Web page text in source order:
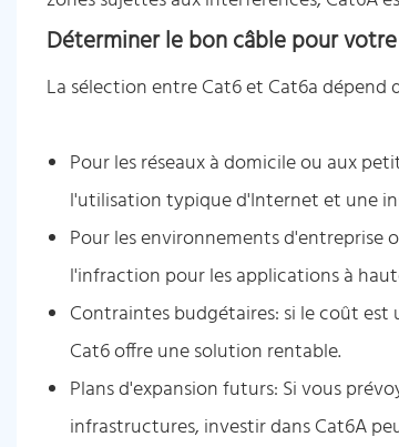
Déterminer le bon câble pour
La sélection entre Cat6 et Cat6a dépend
Pour les réseaux à domicile ou aux
l'utilisation typique d'Internet et une
Pour les environnements d'entreprise
l'infraction pour les applications à
Contraintes budgétaires: si le coût
Cat6 offre une solution rentable.
Plans d'expansion futurs: Si vous
infrastructures, investir dans Cat6A